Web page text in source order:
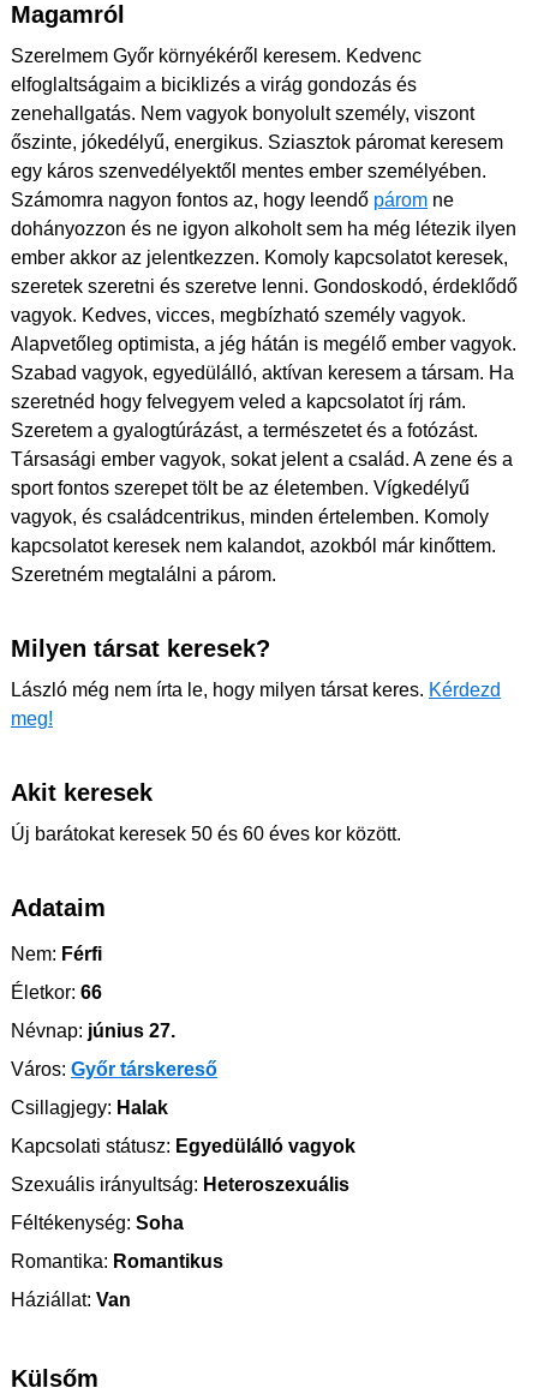
Magamról
Szerelmem Győr környékéről keresem. Kedvenc
elfoglaltságaim a biciklizés a virág gondozás és
zenehallgatás. Nem vagyok bonyolult személy, viszont
őszinte, jókedélyű, energikus. Sziasztok páromat keresem
egy káros szenvedélyektől mentes ember személyében.
Számomra nagyon fontos az, hogy leendő párom ne
dohányozzon és ne igyon alkoholt sem ha még létezik ilyen
ember akkor az jelentkezzen. Komoly kapcsolatot keresek,
szeretek szeretni és szeretve lenni. Gondoskodó, érdeklődő
vagyok. Kedves, vicces, megbízható személy vagyok.
Alapvetőleg optimista, a jég hátán is megélő ember vagyok.
Szabad vagyok, egyedülálló, aktívan keresem a társam. Ha
szeretnéd hogy felvegyem veled a kapcsolatot írj rám.
Szeretem a gyalogtúrázást, a természetet és a fotózást.
Társasági ember vagyok, sokat jelent a család. A zene és a
sport fontos szerepet tölt be az életemben. Vígkedélyű
vagyok, és családcentrikus, minden értelemben. Komoly
kapcsolatot keresek nem kalandot, azokból már kinőttem.
Szeretném megtalálni a párom.
Milyen társat keresek?
László még nem írta le, hogy milyen társat keres. Kérdezd
meg!
Akit keresek
Új barátokat keresek 50 és 60 éves kor között.
Adataim
Nem: Férfi
Életkor: 66
Névnap: június 27.
Város: Győr társkereső
Csillagjegy: Halak
Kapcsolati státusz: Egyedülálló vagyok
Szexuális irányultság: Heteroszexuális
Féltékenység: Soha
Romantika: Romantikus
Háziállat: Van
Külsőm